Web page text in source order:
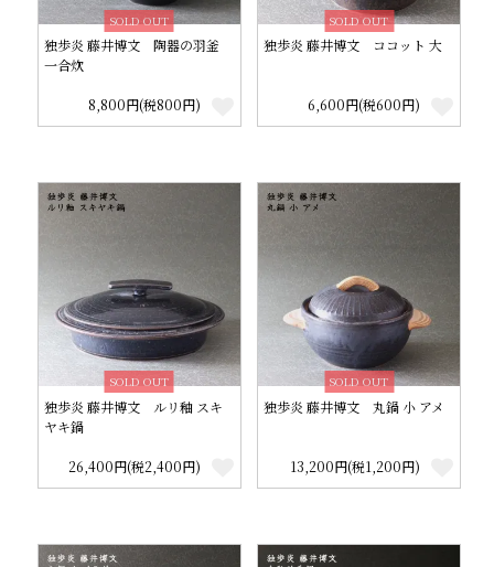
SOLD OUT
独歩炎 藤井博文 陶器の羽釜
一合炊
8,800円(税800円)
SOLD OUT
独歩炎 藤井博文 ココット 大
6,600円(税600円)
SOLD OUT
独歩炎 藤井博文 ルリ釉 スキ
ヤキ鍋
26,400円(税2,400円)
SOLD OUT
独歩炎 藤井博文 丸鍋 小 アメ
13,200円(税1,200円)